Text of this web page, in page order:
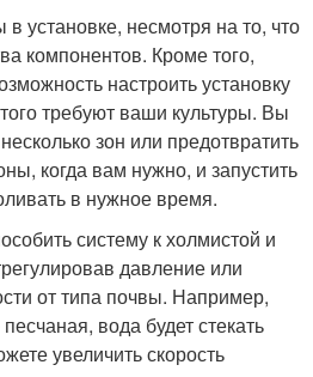
установке, несмотря на то, что
компонентов. Кроме того,
настроить установку
требуют ваши культуры. Вы
зон или предотвратить
когда вам нужно, и запустить
в нужное время.
систему к холмистой и
давление или
от типа почвы. Например,
вода будет стекать
увеличить скорость